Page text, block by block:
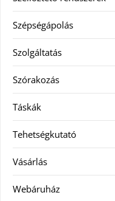
Szépségápolás
Szolgáltatás
Szórakozás
Táskák
Tehetségkutató
Vásárlás
Webáruház